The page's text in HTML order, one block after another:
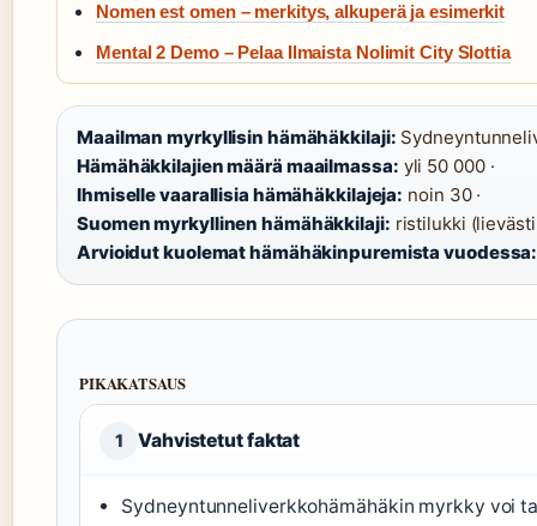
Nomen est omen – merkitys, alkuperä ja esimerkit
Mental 2 Demo – Pelaa Ilmaista Nolimit City Slottia
Maailman myrkyllisin hämähäkkilaji:
Hämähäkkilajien määrä maailmassa: yli 50 000 ·
Ihmiselle vaarallisia hämähäkkilajeja: noin 30 ·
Suomen myrkyllinen hämähäkkilaji: ristilukki
Arvioidut kuolemat hämähäkinpuremista vuodessa:
PIKAKATSAUS
1 Vahvistetut faktat
Sydneyntunneliverkkohämähäkin myrkky voi